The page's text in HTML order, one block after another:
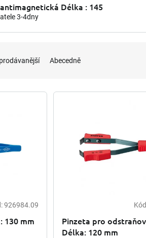
Délka : 145
3-4dny
Abecedně
926984.09
130 mm
Pinzeta pro
Délka: 120 mm